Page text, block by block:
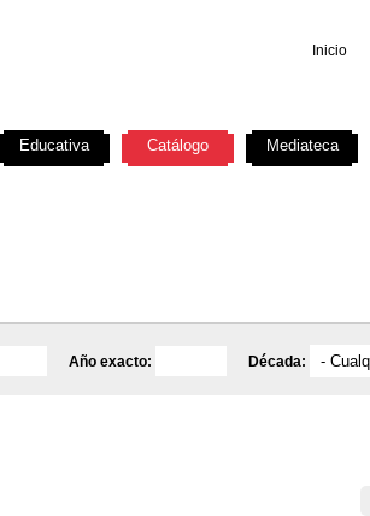
Inicio
Año exacto: Década:
Educativa Catálogo Mediateca